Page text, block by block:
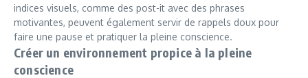
indices visuels, comme des post-it avec des phrases
motivantes, peuvent également servir de rappels doux pour
faire une pause et pratiquer la pleine conscience.
Créer un environnement propice à la pleine
conscience